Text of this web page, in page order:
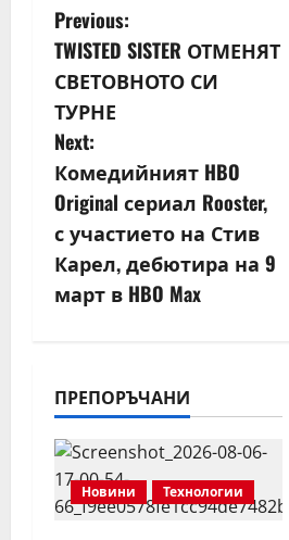
P
o
s
t
n
a
v
g
a
t
i
Previous:
TWISTED SISTER ОТМЕНЯТ
СВЕТОВНОТО СИ
ТУРНЕ
Next:
Комедийният HBO
Original сериал Rooster,
с участието на Стив
Карел, дебютира на 9
март в HBO Max
ПРЕПОРЪЧАНИ
Новини Технологии